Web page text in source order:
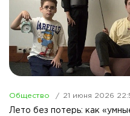
Общество 21 июня 2026
Лето без потерь: как